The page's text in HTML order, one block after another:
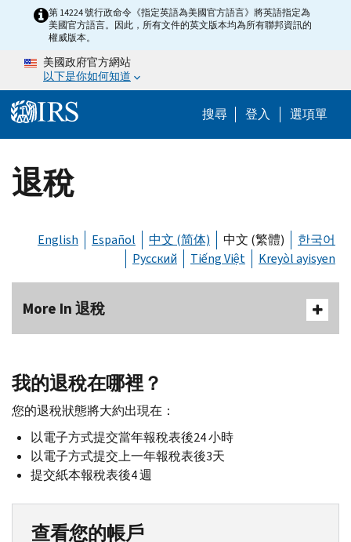
Skip to main content
第 14224 號行政命令《指定英語為美國官方語言》將英語指定為
美國官方語言。因此，所有文件的英文版本均為所有聯邦資訊的
權威版本。
美國政府官方網站
以下是你如何知道
搜尋 Help Menu
登入 選項單
退稅
English Español 中文 (简体) 中文 (繁體)
한국어
Русский
Tiếng Việt Kreyòl ayisyen
More In 退稅
我的退稅在哪裡？
您的退稅狀態將大約出現在：
以電子方式提交當年報稅表後24 小時
以電子方式提交上一年報稅表後3天
提交紙本報稅表後4 週
查看您的帳戶